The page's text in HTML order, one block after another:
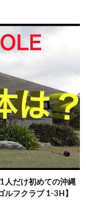
人だけ初めての沖縄
フクラブ 1-3H】